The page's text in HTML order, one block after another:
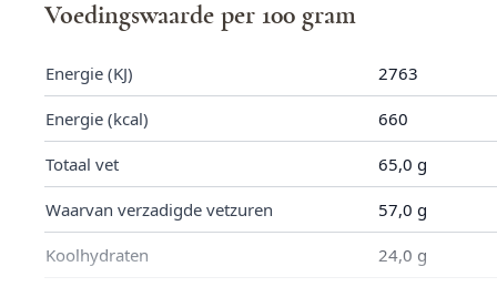
Voedingswaarde per 100 gram
Energie (KJ) 2763
Energie (kcal) 660
Totaal vet 65,0 g
Waarvan verzadigde vetzuren 57,0 g
Koolhydraten 24,0 g